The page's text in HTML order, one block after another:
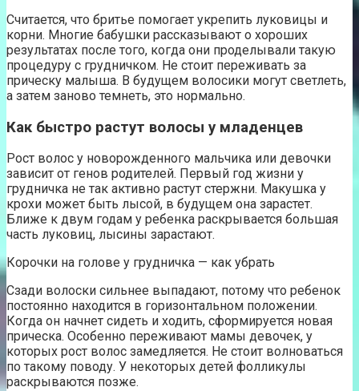
Считается, что бритье помогает укрепить луковицы и
корни. Многие бабушки рассказывают о хороших
результатах после того, когда они проделывали такую
процедуру с грудничком. Не стоит переживать за
прическу малыша. В будущем волосики могут светлеть,
а затем заново темнеть, это нормально.
Как быстро растут волосы у младенцев
Рост волос у новорожденного мальчика или девочки
зависит от генов родителей. Первый год жизни у
грудничка не так активно растут стержни. Макушка у
крохи может быть лысой, в будущем она зарастет.
Ближе к двум годам у ребенка раскрывается большая
часть луковиц, лысины зарастают.
Корочки на голове у грудничка — как убрать
Сзади волоски сильнее выпадают, потому что ребенок
постоянно находится в горизонтальном положении.
Когда он начнет сидеть и ходить, сформируется новая
прическа. Особенно переживают мамы девочек, у
которых рост волос замедляется. Не стоит волноваться
по такому поводу. У некоторых детей фолликулы
раскрываются позже.